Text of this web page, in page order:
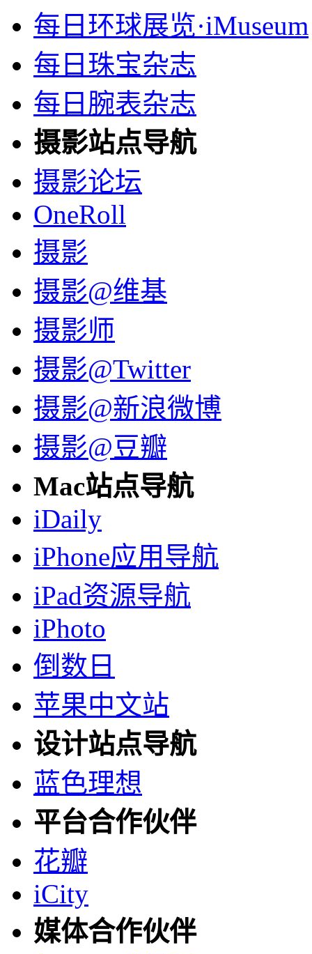
每日环球展览·iMuseum
每日珠宝杂志
每日腕表杂志
摄影站点导航
摄影论坛
OneRoll
摄影
摄影@维基
摄影师
摄影@Twitter
摄影@新浪微博
摄影@豆瓣
Mac站点导航
iDaily
iPhone应用导航
iPad资源导航
iPhoto
倒数日
苹果中文站
设计站点导航
蓝色理想
平台合作伙伴
花瓣
iCity
媒体合作伙伴